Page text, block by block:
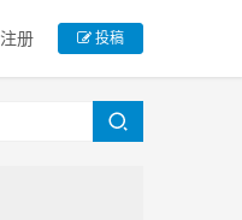
注册 投稿